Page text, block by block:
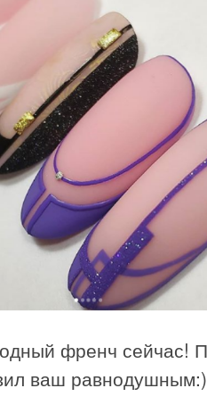
френч сейчас!
ваш равнодушным:)